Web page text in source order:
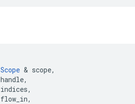
Scope & scope,
handle,
indices,
flow_in,